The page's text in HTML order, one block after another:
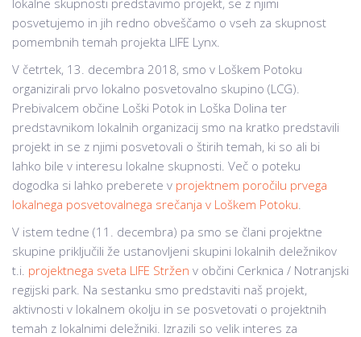
lokalne skupnosti predstavimo projekt, se z njimi
posvetujemo in jih redno obveščamo o vseh za skupnost
pomembnih temah projekta LIFE Lynx.
V četrtek, 13. decembra 2018, smo v Loškem Potoku
organizirali prvo lokalno posvetovalno skupino (LCG).
Prebivalcem občine Loški Potok in Loška Dolina ter
predstavnikom lokalnih organizacij smo na kratko predstavili
projekt in se z njimi posvetovali o štirih temah, ki so ali bi
lahko bile v interesu lokalne skupnosti. Več o poteku
dogodka si lahko preberete v projektnem poročilu prvega
lokalnega posvetovalnega srečanja v Loškem Potoku.
V istem tedne (11. decembra) pa smo se člani projektne
skupine priključili že ustanovljeni skupini lokalnih deležnikov
t.i. projektnega sveta LIFE Stržen v občini Cerknica / Notranjski
regijski park. Na sestanku smo predstaviti naš projekt,
aktivnosti v lokalnem okolju in se posvetovati o projektnih
temah z lokalnimi deležniki. Izrazili so velik interes za